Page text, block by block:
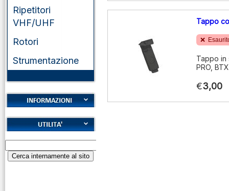
Ripetitori
VHF/UHF
Rotori
Strumentazione
Cookies
Diritto di recesso
Garanzie
Alfabeto Fonetico
ICAO
Tappo
Tappo in
PRO,
€3,00